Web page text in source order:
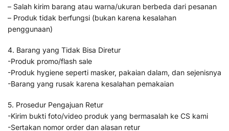
– Salah kirim barang atau warna/ukuran berbeda dari pesanan
– Produk tidak berfungsi (bukan karena kesalahan
penggunaan)
4. Barang yang Tidak Bisa Diretur
-Produk promo/flash sale
-Produk hygiene seperti masker, pakaian dalam, dan sejenisnya
-Barang yang rusak karena kesalahan pemakaian
5. Prosedur Pengajuan Retur
-Kirim bukti foto/video produk yang bermasalah ke CS kami
-Sertakan nomor order dan alasan retur